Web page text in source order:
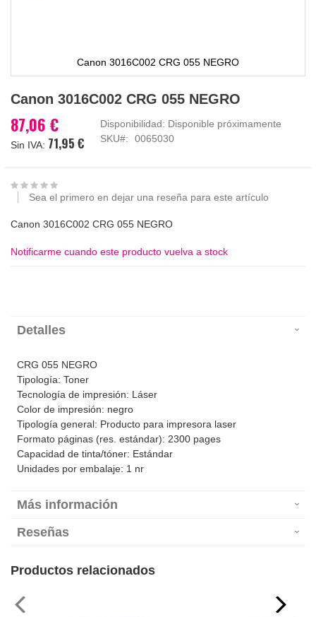
Canon 3016C002 CRG 055 NEGRO
al
de
la
imágenes
Canon 3016C002 CRG 055 NEGRO
87,06 €
71,95 €
Disponibilidad: Disponible próximamente
SKU
0065030
Sea el primero en dejar una reseña para este artículo
Canon 3016C002 CRG 055 NEGRO
Notificarme cuando este producto vuelva a stock
Detalles
CRG 055 NEGRO
Tipología: Toner
Tecnología de impresión: Láser
Color de impresión: negro
Tipología general: Producto para impresora laser
Formato páginas (res. estándar): 2300 pages
Capacidad de tinta/tóner: Estándar
Unidades por embalaje: 1 nr
Más información
Reseñas
Productos relacionados